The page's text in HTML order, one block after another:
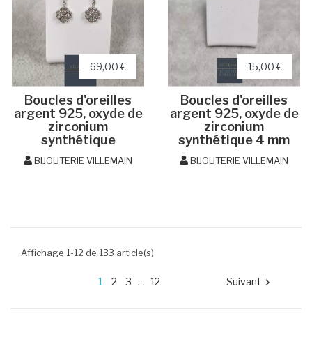
69,00 €
Boucles d'oreilles
argent 925, oxyde de
zirconium
synthétique
BIJOUTERIE VILLEMAIN
15,00 €
Boucles d'oreilles
argent 925, oxyde de
zirconium
synthétique 4 mm
BIJOUTERIE VILLEMAIN
Affichage 1-12 de 133 article(s)
1 2 3 … 12 Suivant 